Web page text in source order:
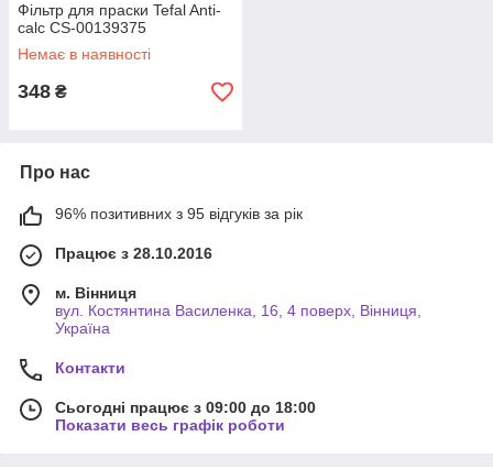
Фільтр для праски Tefal Anti-
calc CS-00139375
Немає в наявності
348 ₴
Про нас
96% позитивних з 95 відгуків за рік
Працює з 28.10.2016
м. Вінниця
вул. Костянтина Василенка, 16, 4 поверх, Вінниця,
Україна
Контакти
Сьогодні працює з 09:00 до 18:00
Показати весь графік роботи